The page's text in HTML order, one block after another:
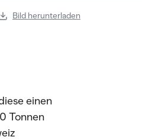
Bild herunterladen
einen
Tonnen